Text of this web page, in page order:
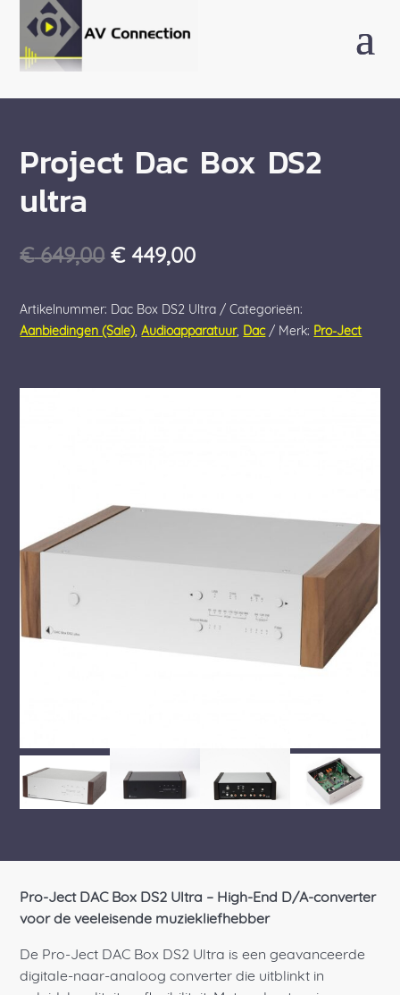
Project Dac Box DS2
ultra
€649,00 Oorspronkelijke
was:
€ 649,00.
€449,00Huidige
is:
€ 449,00.
Artikelnummer: Dac Box DS2 Ultra
Categorieën:
Aanbiedingen (Sale),Audioapparatuur, Dac Merk: Pro-Ject
Pro-Ject DAC Box DS2 Ultra – High-End D/A-converter
voor de veeleisende muziekliefhebber
De Pro-Ject DAC Box DS2 Ultra is een geavanceerde
digitale-naar-analoog converter die uitblinkt in